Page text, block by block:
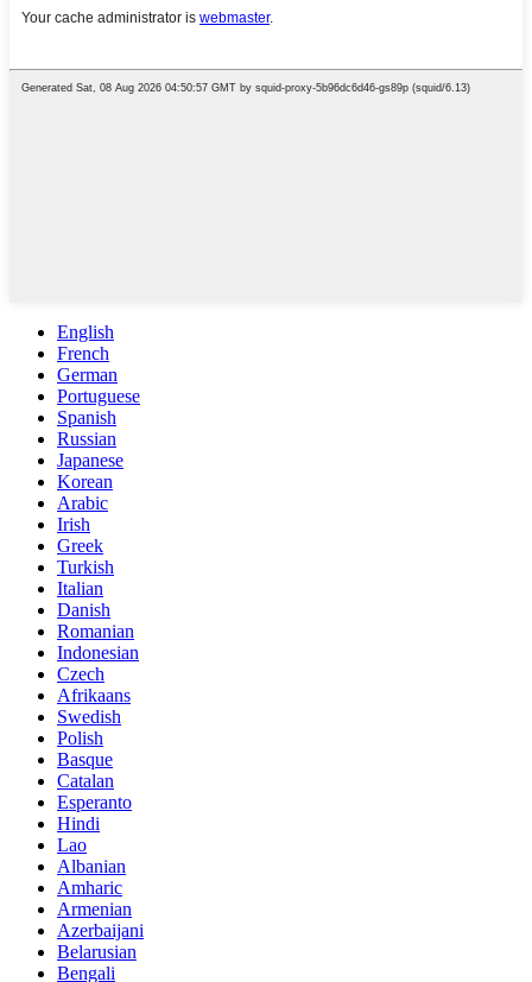
English
French
German
Portuguese
Spanish
Russian
Japanese
Korean
Arabic
Irish
Greek
Turkish
Italian
Danish
Romanian
Indonesian
Czech
Afrikaans
Swedish
Polish
Basque
Catalan
Esperanto
Hindi
Lao
Albanian
Amharic
Armenian
Azerbaijani
Belarusian
Bengali